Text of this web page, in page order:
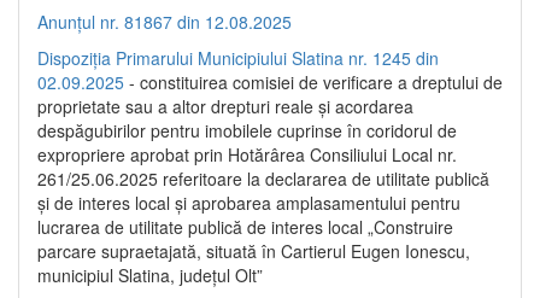
Anunțul nr. 81867 din 12.08.2025
Dispoziția Primarului Municipiului Slatina nr. 1245 din
02.09.2025 - constituirea comisiei de verificare a dreptului de
proprietate sau a altor drepturi reale și acordarea
despăgubirilor pentru imobilele cuprinse în coridorul de
expropriere aprobat prin Hotărârea Consiliului Local nr.
261/25.06.2025 referitoare la declararea de utilitate publică
și de interes local și aprobarea amplasamentului pentru
lucrarea de utilitate publică de interes local „Construire
parcare supraetajată, situată în Cartierul Eugen Ionescu,
municipiul Slatina, județul Olt”